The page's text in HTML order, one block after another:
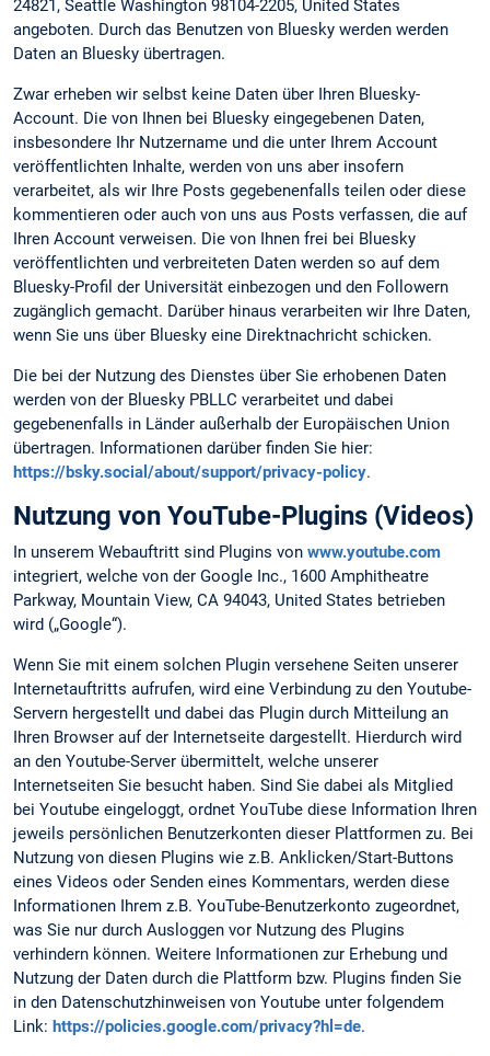
24821, Seattle Washington 98104-2205, United States
angeboten. Durch das Benutzen von Bluesky werden werden
Daten an Bluesky übertragen.
Zwar erheben wir selbst keine Daten über Ihren Bluesky-
Account. Die von Ihnen bei Bluesky eingegebenen Daten,
insbesondere Ihr Nutzername und die unter Ihrem Account
veröffentlichten Inhalte, werden von uns aber insofern
verarbeitet, als wir Ihre Posts gegebenenfalls teilen oder diese
kommentieren oder auch von uns aus Posts verfassen, die auf
Ihren Account verweisen. Die von Ihnen frei bei Bluesky
veröffentlichten und verbreiteten Daten werden so auf dem
Bluesky-Profil der Universität einbezogen und den Followern
zugänglich gemacht. Darüber hinaus verarbeiten wir Ihre Daten,
wenn Sie uns über Bluesky eine Direktnachricht schicken.
Die bei der Nutzung des Dienstes über Sie erhobenen Daten
werden von der Bluesky PBLLC verarbeitet und dabei
gegebenenfalls in Länder außerhalb der Europäischen Union
übertragen. Informationen darüber finden Sie hier:
https://bsky.social/about/support/privacy-policy.
Nutzung von YouTube-Plugins (Videos)
In unserem Webauftritt sind Plugins von www.youtube.com
integriert, welche von der Google Inc., 1600 Amphitheatre
Parkway, Mountain View, CA 94043, United States betrieben
wird („Google“).
Wenn Sie mit einem solchen Plugin versehene Seiten unserer
Internetauftritts aufrufen, wird eine Verbindung zu den Youtube-
Servern hergestellt und dabei das Plugin durch Mitteilung an
Ihren Browser auf der Internetseite dargestellt. Hierdurch wird
an den Youtube-Server übermittelt, welche unserer
Internetseiten Sie besucht haben. Sind Sie dabei als Mitglied
bei Youtube eingeloggt, ordnet YouTube diese Information Ihren
jeweils persönlichen Benutzerkonten dieser Plattformen zu. Bei
Nutzung von diesen Plugins wie z.B. Anklicken/Start-Buttons
eines Videos oder Senden eines Kommentars, werden diese
Informationen Ihrem z.B. YouTube-Benutzerkonto zugeordnet,
was Sie nur durch Ausloggen vor Nutzung des Plugins
verhindern können. Weitere Informationen zur Erhebung und
Nutzung der Daten durch die Plattform bzw. Plugins finden Sie
in den Datenschutzhinweisen von Youtube unter folgendem
Link: https://policies.google.com/privacy?hl=de.